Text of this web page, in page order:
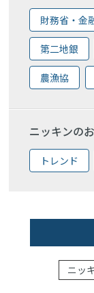
財務省・金
第二地銀
農漁協
ニッキンの
トレンド
ニッ